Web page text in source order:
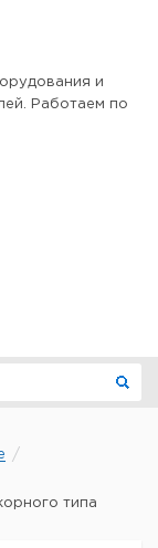
и
Работаем по
типа